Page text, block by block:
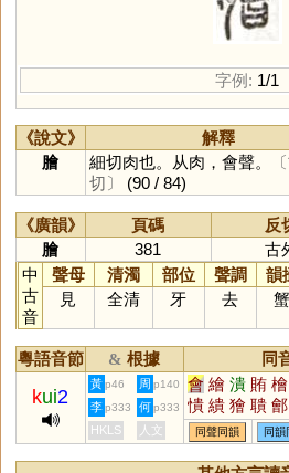
字例: 1/1
《說文》 解釋
膾
細切肉也。从肉，會聲。
切〕
(90 / 84)
《廣韻》 頁碼 反
膾
381
古
中
古
音
聲母 清濁 部位 聲調 韻
見
全清 牙 去 蟹
粵語音節 & 根據 同
kui2
黃 p46 周 p140 會 繪 潰 賄 檜
憒 繢 獪 聵 鄶
瞶 襘 旝 禬 廥
李 p333 何 p333
HKLS 人文 同聲同韻 同韻